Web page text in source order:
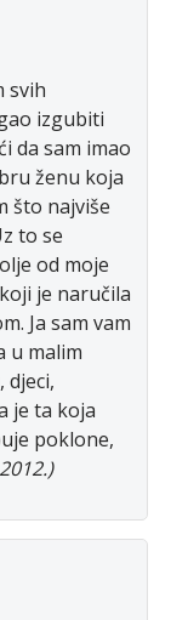
svih
izgubiti
da sam imao
ženu koja
što najviše
to se
od moje
je naručila
Ja sam vam
u malim
djeci,
je ta koja
poklone,